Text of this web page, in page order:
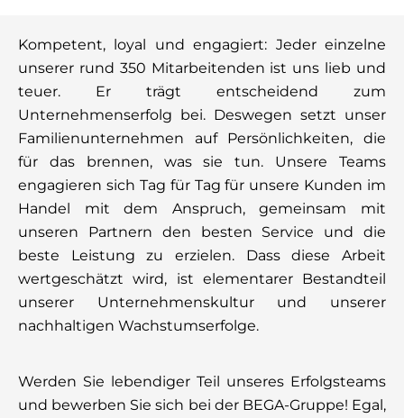
Kompetent, loyal und engagiert: Jeder einzelne
unserer rund 350 Mitarbeitenden ist uns lieb und
teuer. Er trägt entscheidend zum
Unternehmenserfolg bei. Deswegen setzt unser
Familienunternehmen auf Persönlichkeiten, die
für das brennen, was sie tun. Unsere Teams
engagieren sich Tag für Tag für unsere Kunden im
Handel mit dem Anspruch, gemeinsam mit
unseren Partnern den besten Service und die
beste Leistung zu erzielen. Dass diese Arbeit
wertgeschätzt wird, ist elementarer Bestandteil
unserer Unternehmenskultur und unserer
nachhaltigen Wachstumserfolge.
Werden Sie lebendiger Teil unseres Erfolgsteams
und bewerben Sie sich bei der BEGA-Gruppe! Egal,